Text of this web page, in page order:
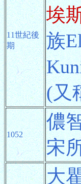
11世紀後
期
埃
族
(又
1052
儂
宋
大